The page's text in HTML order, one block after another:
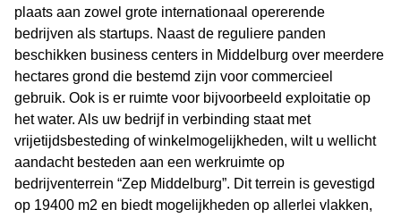
plaats aan zowel grote internationaal opererende
bedrijven als startups. Naast de reguliere panden
beschikken business centers in Middelburg over meerdere
hectares grond die bestemd zijn voor commercieel
gebruik. Ook is er ruimte voor bijvoorbeeld exploitatie op
het water. Als uw bedrijf in verbinding staat met
vrijetijdsbesteding of winkelmogelijkheden, wilt u wellicht
aandacht besteden aan een werkruimte op
bedrijventerrein “Zep Middelburg”. Dit terrein is gevestigd
op 19400 m2 en biedt mogelijkheden op allerlei vlakken,